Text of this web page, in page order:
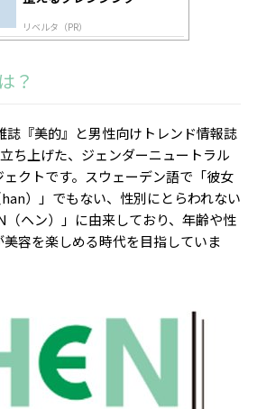
リベルタ（PR）
？
誌『美的』と男性向けトレンド情報誌
ち上げた、ジェンダーニュートラル
クトです。スウェーデン語で「彼女
han）」でもない、性別にとらわれない
（ヘン）」に由来しており、年齢や性
容を楽しめる時代を目指していま